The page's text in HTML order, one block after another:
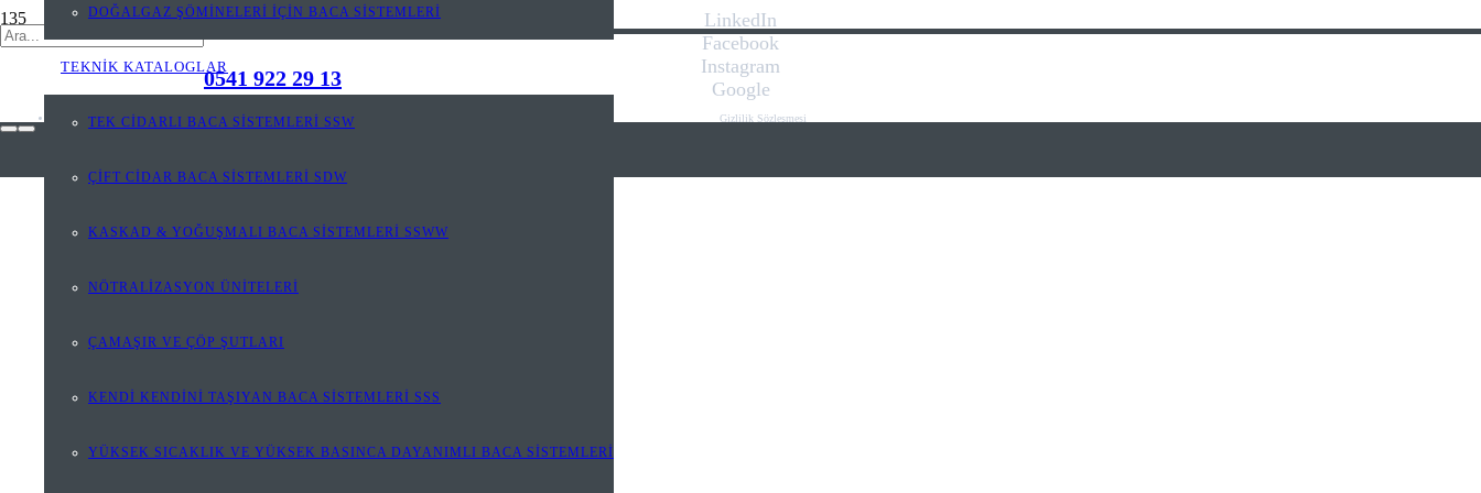
0541 922 29 13
DOĞALGAZ ŞÖMİNELERİ İÇİN BACA SİSTEMLERİ
TEKNİK KATALOGLAR
TEK CİDARLI BACA SİSTEMLERİ SSW
ÇİFT CİDAR BACA SİSTEMLERİ SDW
KASKAD & YOĞUŞMALI BACA SİSTEMLERİ SSWW
NÖTRALİZASYON ÜNİTELERİ
ÇAMAŞIR VE ÇÖP ŞUTLARI
KENDİ KENDİNİ TAŞIYAN BACA SİSTEMLERİ SSS
YÜKSEK SICAKLIK VE YÜKSEK BASINCA DAYANIMLI BACA SİSTEMLERİ
LinkedIn
Facebook
Instagram
Google
Gizlilik Sözleşmesi